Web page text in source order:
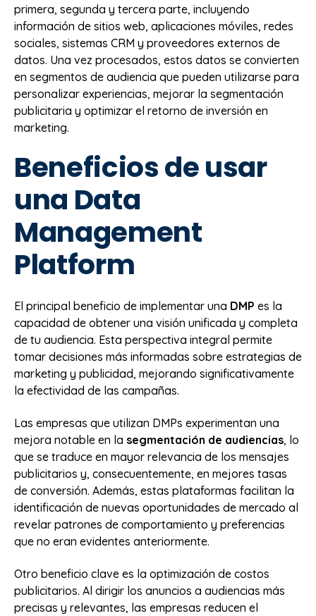
primera, segunda y tercera parte, incluyendo
información de sitios web, aplicaciones móviles, redes
sociales, sistemas CRM y proveedores externos de
datos. Una vez procesados, estos datos se convierten
en segmentos de audiencia que pueden utilizarse para
personalizar experiencias, mejorar la segmentación
publicitaria y optimizar el retorno de inversión en
marketing.
Beneficios de usar
una Data
Management
Platform
El principal beneficio de implementar una DMP es la
capacidad de obtener una visión unificada y completa
de tu audiencia. Esta perspectiva integral permite
tomar decisiones más informadas sobre estrategias de
marketing y publicidad, mejorando significativamente
la efectividad de las campañas.
Las empresas que utilizan DMPs experimentan una
mejora notable en la segmentación de audiencias, lo
que se traduce en mayor relevancia de los mensajes
publicitarios y, consecuentemente, en mejores tasas
de conversión. Además, estas plataformas facilitan la
identificación de nuevas oportunidades de mercado al
revelar patrones de comportamiento y preferencias
que no eran evidentes anteriormente.
Otro beneficio clave es la optimización de costos
publicitarios. Al dirigir los anuncios a audiencias más
precisas y relevantes, las empresas reducen el